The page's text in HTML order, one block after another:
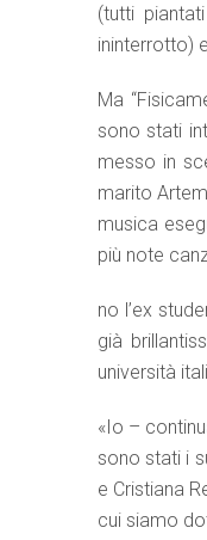
(tutti
ininterrotto)
Ma
sono stati
messo in
marito
musica
più note
no l’ex
già
università
«Io –
sono stati i
e Cristiana
cui siamo